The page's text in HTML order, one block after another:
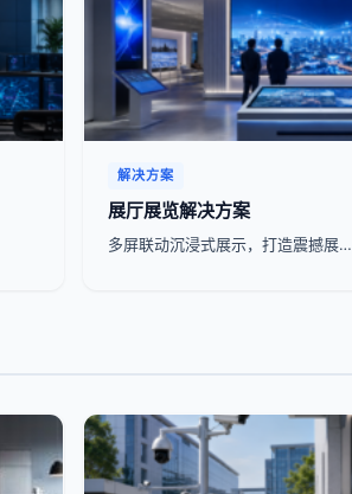
解决方案
展厅展览解决方案
多屏联动沉浸式展示，打造震撼展…